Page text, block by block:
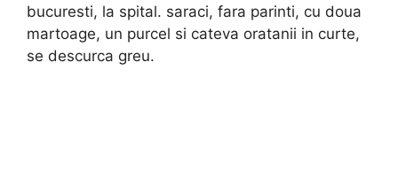
bucuresti, la spital. saraci, fara parinti, cu doua
martoage, un purcel si cateva oratanii in curte,
se descurca greu.